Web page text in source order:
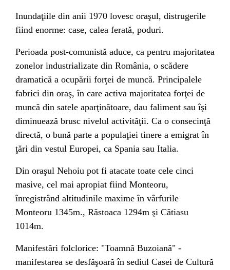
Inundaţiile din anii 1970 lovesc oraşul, distrugerile
fiind enorme: case, calea ferată, poduri.
Perioada post-comunistă aduce, ca pentru majoritatea
zonelor industrializate din România, o scădere
dramatică a ocupării forţei de muncă. Principalele
fabrici din oraş, în care activa majoritatea forţei de
muncă din satele aparţinătoare, dau faliment sau îşi
diminuează brusc nivelul activităţii. Ca o consecinţă
directă, o bună parte a populaţiei tinere a emigrat în
ţări din vestul Europei, ca Spania sau Italia.
Din oraşul Nehoiu pot fi atacate toate cele cinci
masive, cel mai apropiat fiind Monteoru,
înregistrând altitudinile maxime în vârfurile
Monteoru 1345m., Răstoaca 1294m şi Cătiasu
1014m.
Manifestări folclorice: "Toamnă Buzoiană" -
manifestarea se desfăşoară în sediul Casei de Cultură